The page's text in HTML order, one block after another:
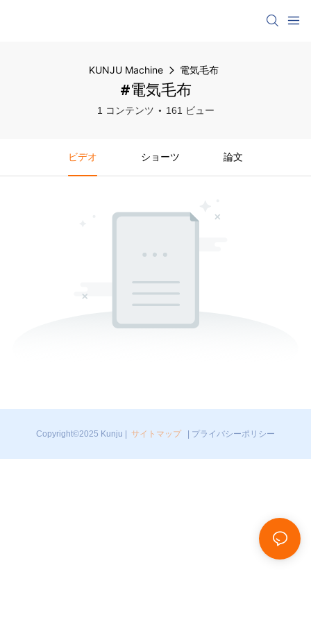
KUNJU Machine 電気毛布
#電気毛布
1 コンテンツ 161 ビュー
ビデオ ショーツ 論文
Copyright©2025 Kunju | サイトマップ | プライバシーポリシー